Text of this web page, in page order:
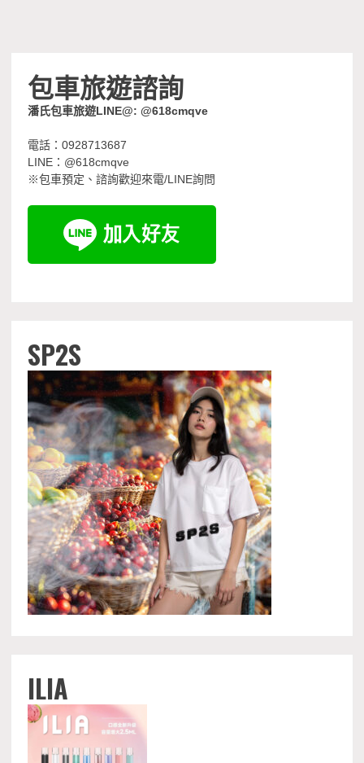
包車旅遊諮詢
潘氏包車旅遊LINE@: @618cmqve
電話：0928713687
LINE：@618cmqve
※包車預定、諮詢歡迎來電/LINE詢問
SP2S
ILIA